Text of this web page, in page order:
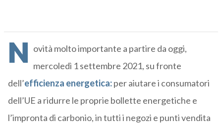
N ovità molto importante a partire da oggi,
mercoledì 1 settembre 2021, su fronte
dell’efficienza energetica:per aiutare i consumatori
dell’UE a ridurre le proprie bollette energetiche e
l’impronta di carbonio, in tutti i negozi e punti vendita